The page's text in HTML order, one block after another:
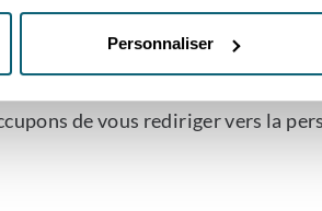
Personnaliser
NOS
de vous rediriger vers la